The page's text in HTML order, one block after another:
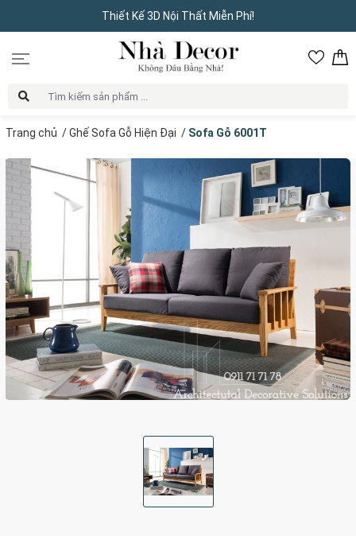
Thiết Kế 3D Nội Thất Miễn Phí!
Trang chủ /Ghế Sofa Gỗ Hiện Đại / Sofa Gỗ 6001T